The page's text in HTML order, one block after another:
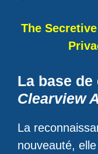
The
La base de
Clearview
La
nouveauté,